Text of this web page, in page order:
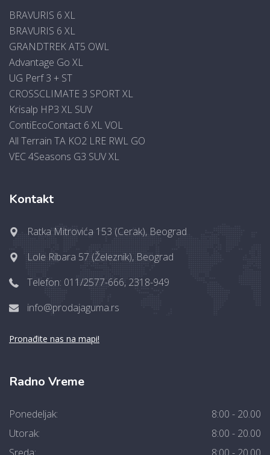
BRAVURIS 6 XL
BRAVURIS 6 XL
GRANDTREK AT5 OWL
Advantage Go XL
UG Perf 3 + ST
CROSSCLIMATE 3 SPORT XL
Krisalp HP3 XL SUV
ContiEcoContact 6 XL VOL
All Terrain TA KO2 LRE RWL GO
VEC 4Seasons G3 SUV XL
Kontakt
Ratka Mitrovića 153 (Cerak), Beograd
Lole Ribara 57 (Železnik), Beograd
Telefon: 011/2577-666, 2318-949
info@prodajaguma.rs
Pronađite nas na mapi!
Radno Vreme
Ponedeljak:
8:00 - 20.00
Utorak:
8:00 - 20.00